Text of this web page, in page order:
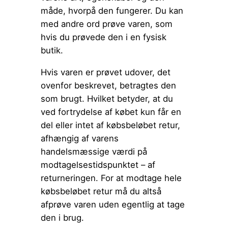
måde, hvorpå den fungerer. Du kan
med andre ord prøve varen, som
hvis du prøvede den i en fysisk
butik.
Hvis varen er prøvet udover, det
ovenfor beskrevet, betragtes den
som brugt. Hvilket betyder, at du
ved fortrydelse af købet kun får en
del eller intet af købsbeløbet retur,
afhængig af varens
handelsmæssige værdi på
modtagelsestidspunktet – af
returneringen. For at modtage hele
købsbeløbet retur må du altså
afprøve varen uden egentlig at tage
den i brug.